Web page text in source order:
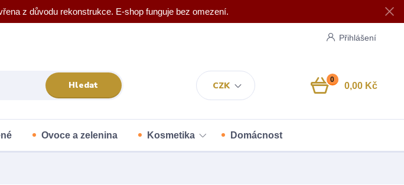
z důvodu rekonstrukce. E-shop funguje bez omezení.
CZK
Přihlášení
Hledat 0
0,00 Kč
Ovoce a zelenina Kosmetika Domácnost